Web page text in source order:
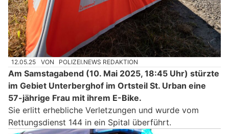
12.05.25 VON POLIZEI.NEWS REDAKTION
Am Samstagabend (10. Mai 2025, 18:45 Uhr) stürzte
im Gebiet Unterberghof im Ortsteil St. Urban eine
57-jährige Frau mit ihrem E-Bike.
Sie erlitt erhebliche Verletzungen und wurde vom
Rettungsdienst 144 in ein Spital überführt.